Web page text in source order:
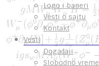
Logo i baneri
Vesti o sajtu
Kontakt
Vesti
Događaji
Slobodno vreme